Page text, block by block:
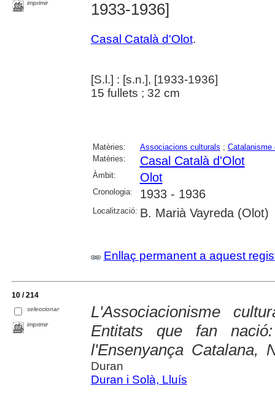
imprimir
1933-1936]
Casal Català d'Olot.
[S.l.] : [s.n.], [1933-1936]
15 fullets ; 32 cm
Matèries: Associacions culturals ; Catalanisme
Matèries:
Casal Català d'Olot
Àmbit: Olot
Cronologia: 1933 - 1936
Localització: B. Marià Vayreda (Olot)
Enllaç permanent a aquest
10 / 214
seleccionar
imprimir
L'Associacionisme
Entitats que fan
l'Ensenyança Catalana,
Duran
Duran i Solà, Lluís